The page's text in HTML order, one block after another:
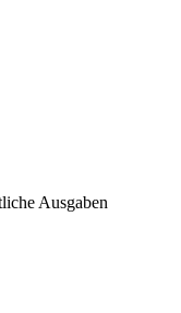
Ausgaben